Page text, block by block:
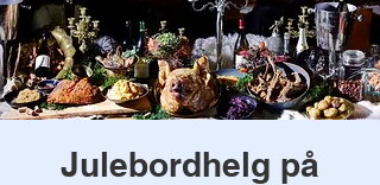
Julebordhelg på